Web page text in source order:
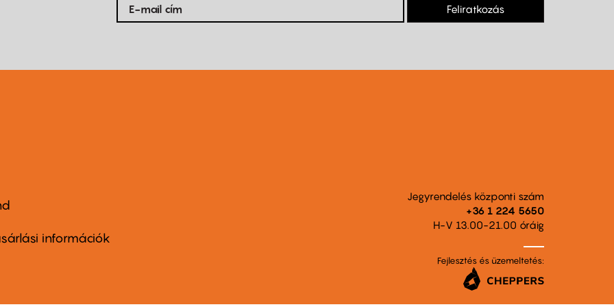
Feliratkozás
információk
Jegyrendelés központi szám
+36 1 224 5650
H-V 13.00-21.00 óráig
Fejlesztés és üzemeltetés: